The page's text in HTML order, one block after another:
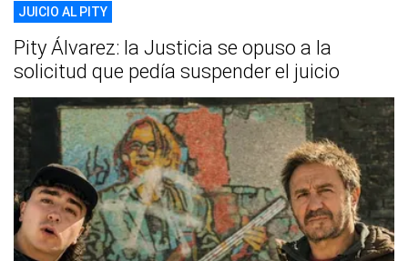
JUICIO AL PITY
Pity Álvarez: la Justicia se opuso a la
solicitud que pedía suspender el juicio